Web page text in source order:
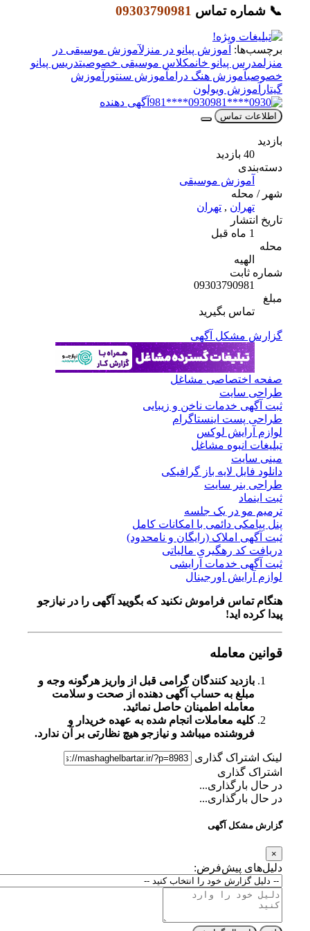
📞 شماره تماس09303790981
برچسب‌ها:آموزش پیانو در منزل آموزش موسیقی در
مدرس پیانو خانمکلاس موسیقی خصوصیتدریس پیانو
خصوصیآموزش هنگ درامآموزش سنتورآموزش
آموزش ویولون
0930****981
آگهی دهنده
اطلاعات تماس
دسته‌بندی
آموزش موسیقی
شهر / محله
تهران,تهران
تاریخ انتشار
شماره ثابت
09303790981
تماس بگیرید
گزارش مشکل آگهی
صفحه اختصاصی مشاغل
طراحی سایت
ثبت آگهی خدمات ناخن و زیبایی
طراحی پست اینستاگرام
لوازم آرایش لوکس
تبلیغات انبوه مشاغل
مینی سایت
دانلود فایل لایه باز گرافیکی
طراحی بنر سایت
ثبت اینماد
ترمیم مو در یک جلسه
پنل پیامکی دائمی با امکانات کامل
ثبت آگهی املاک (رایگان و نامحدود)
دریافت کد رهگیری مالیاتی
ثبت آگهی خدمات آرایشی
لوازم آرایش اورجینال
هنگام تماس فراموش نکنید که بگویید آگهی را در نیازجو
پیدا کرده اید!
قوانین معامله
بازدید کنندگان گرامی قبل از واریز هرگونه وجه و
مبلغ به حساب آگهی دهنده از صحت و سلامت
معامله اطمینان حاصل نمائید.
کلیه معاملات انجام شده به عهده خریدار و
فروشنده میباشد و نیازجو هیچ نظارتی بر آن ندارد.
لینک اشتراک گذاری
اشتراک گذاری
در حال بارگذاری...
در حال بارگذاری...
گزارش مشکل آگهی
دلیل‌های پیش‌فرض: